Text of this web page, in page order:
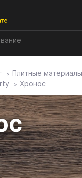
Плитные материалы
Хронос